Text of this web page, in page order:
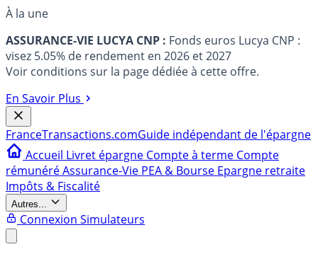
À la une
ASSURANCE-VIE LUCYA CNP : Fonds euros Lucya CNP :
visez 5.05% de rendement en 2026 et 2027
Voir conditions sur la page dédiée à cette offre.
En Savoir Plus
FranceTransactions.comGuide indépendant de l'épargne
Accueil Livret épargne Compte à terme Compte
rémunéréAssurance-Vie PEA & Bourse Epargne retraite
Impôts & Fiscalité
Autres...
Connexion Simulateurs